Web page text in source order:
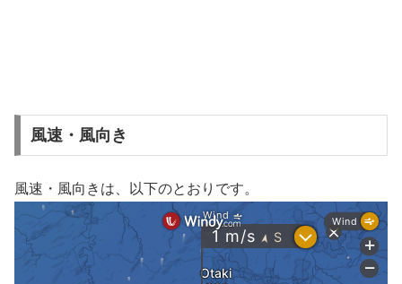
風速・風向き
風速・風向きは、以下のとおりです。